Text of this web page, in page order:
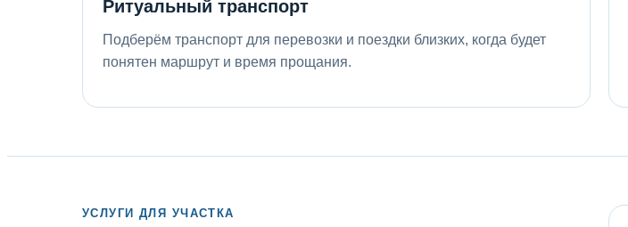
Ритуальный транспорт
Подберём транспорт для перевозки и поездки близких, когда будет
понятен маршрут и время прощания.
УСЛУГИ ДЛЯ УЧАСТКА